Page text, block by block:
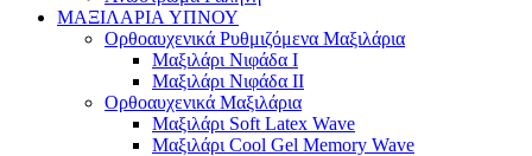
ΜΑΞΙΛΑΡΙΑ YΠΝΟΥ
Ορθοαυχενικά Ρυθμιζόμενα Μαξιλάρια
Mαξιλάρι Νιφάδα Ι
Mαξιλάρι Νιφάδα ΙΙ
Ορθοαυχενικά Μαξιλάρια
Mαξιλάρι Soft Latex Wave
Mαξιλάρι Cool Gel Memory Wave